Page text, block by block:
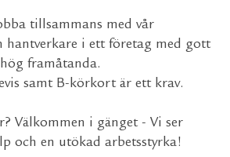
tillsammans med vår
hantverkare i ett företag med gott
framåtanda.
samt B-körkort är ett krav.
Välkommen i gänget - Vi ser
och en utökad arbetsstyrka!